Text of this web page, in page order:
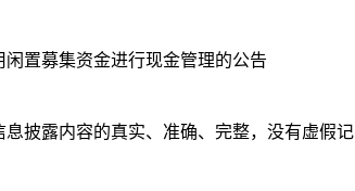
置募集资金进行现金管理的公告
披露内容的真实、准确、完整，没有虚假记